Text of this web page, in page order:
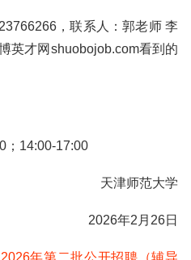
，联系人：郭老师 李
英才网shuobojob.com看到的
；14:00-17:00
天津师范大学
2026年2月26日
年第二批公开招聘（辅导